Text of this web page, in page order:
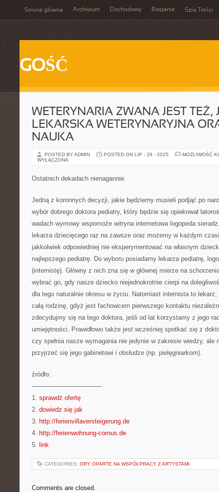
Strona główna Archiwum Dochodowy Rosjanie Spis Treści
GOŚĆ
WETERYNARIA ZWANA JEST TEŻ,
LEKARSKA WETERYNARYJNA
NAUKA
POSTED BY ADMIN POSTED ON LIP - 29 - 2025
MOŻLIWOŚĆ
WYŁĄCZONA
Ostatnich dekadach nienagannie
Jedną z koronnych decyzji, jakie będziemy musieli podjąć po
wybór dobrego doktora pediatry, który będzie się opiekował
wadach wymowy wspomoże witryna internetowa logopeda
lekarza dziecięcego raz na zawsze oraz możemy w każdym
jakkolwiek odpowiedniej nie eksperymentować na własnym
najlepszego pediatrę. Do wyboru posiadamy lekarza pediatrę,
(internistę). Główny z nich zna się w głównej mierze na
wybrać go, gdy nasze dziecko niejednokrotnie cierpi na
dla tego naturalnie okresu w życiu. Natomiast internista to
całą rodzinę, gdyż jest fachowcem pierwszego kontaktu
zdecydujmy się na tego doktora, jeśli od lat korzystamy z jego
umiejętności. Prawidłowo także jest wcześniej spotkać się z
czy spełnia nasze wymagania nie jedynie w zakresie wiedzy, ale
przyjrzeć się jego gabinetowi i obsłudze (np. pielęgniarkom).
źródło:
———————————
1. sprawdź ofertę
2. dowiedz się jak
3. http://ferienvillaversteigerung.de
4. http://ferienwohnung-cornus.de
5. link
CATEGORIES: GRY OPARTE NA WSPÓŁPRACY Z ARTYSTAMI
Comments are closed.